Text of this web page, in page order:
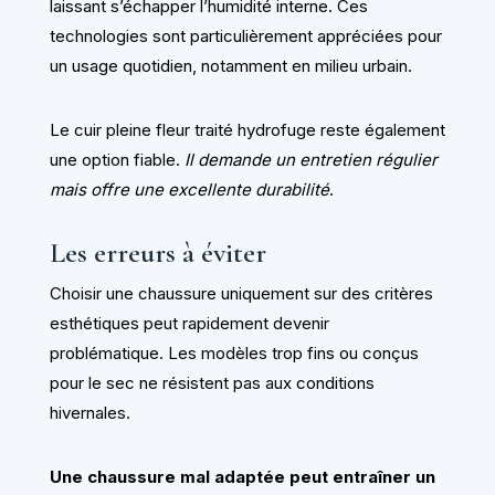
laissant s’échapper l’humidité interne. Ces
technologies sont particulièrement appréciées pour
un usage quotidien, notamment en milieu urbain.
Le cuir pleine fleur traité hydrofuge reste également
une option fiable. Il demande un entretien régulier
mais offre une excellente durabilité.
Les erreurs à éviter
Choisir une chaussure uniquement sur des critères
esthétiques peut rapidement devenir
problématique. Les modèles trop fins ou conçus
pour le sec ne résistent pas aux conditions
hivernales.
Une chaussure mal adaptée peut entraîner un